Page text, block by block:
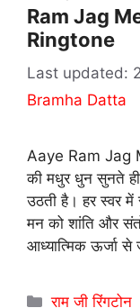
Ram Jag
Ringtone
Bramha Datta
Aaye Ram Jag
की मधुर धुन सुनते
उठती है। हर स्वर
मन को शांति और
आध्यात्मिक ऊर्जा
Categories
राम जी रिंगटोन